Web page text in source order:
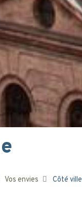
Vos envies Côté ville